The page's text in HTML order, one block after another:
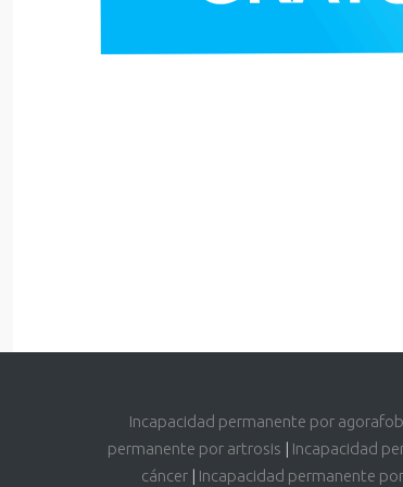
Incapacidad permanente por
permanente por artrosis | Incapacidad
cáncer | Incapacidad permanente